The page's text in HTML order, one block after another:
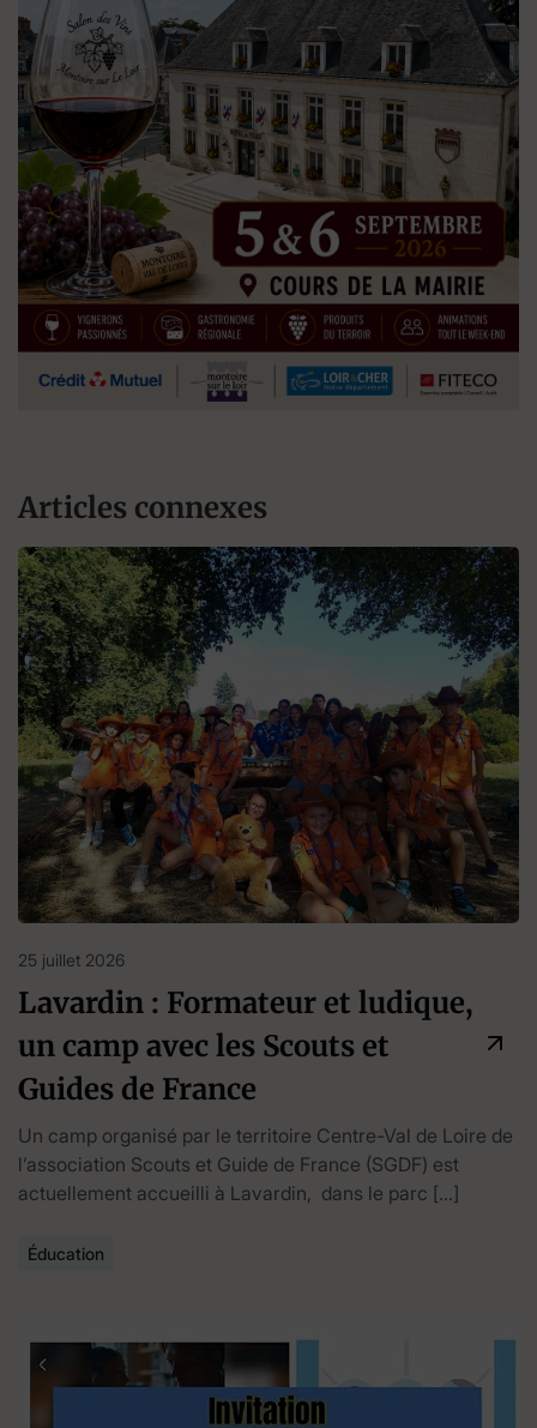
Articles connexes
25 juillet 2026
Lavardin : Formateur et ludique,
un camp avec les Scouts et
Guides de France
Un camp organisé par le territoire Centre-Val de Loire de
l’association Scouts et Guide de France (SGDF) est
actuellement accueilli à Lavardin, dans le parc […]
Éducation